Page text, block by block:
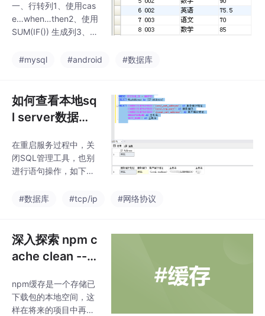
式 dfs[a-z.]+ 的单词并
统计出现的次数，最后
输出结果到 output 文
待加载完成，若加载失
一、行转列1、使用cas
e…when…then2、使用
SUM(IF()) 生成列3、使
WITH ROLLUP 生成汇
结果，不再利用子查询
5、使用SUM(IF()) 生成
列 + UNION 生成汇总
总行标题显示为 Total
6、动态查询列值不确
定的情况7、合并字段显
#mysql #android #数据库
如何查看本地sq
l server数据库
在重启服务过程中，关
闭SQL管理工具，也别
进行语句操作，如下就
语句，导致有报错产
理工具去进行连接，发
现报错18456.用windo
ws账户登入后，修改一
L登入成功。然后再去此
处对属性进行修改。
#数据库 #tcp/ip #网络协议
深入探索 npm c
ache clean --fo
缓存的艺术
npm缓存是一个存储已
下载包的本地空间，这
样在将来的项目中再次